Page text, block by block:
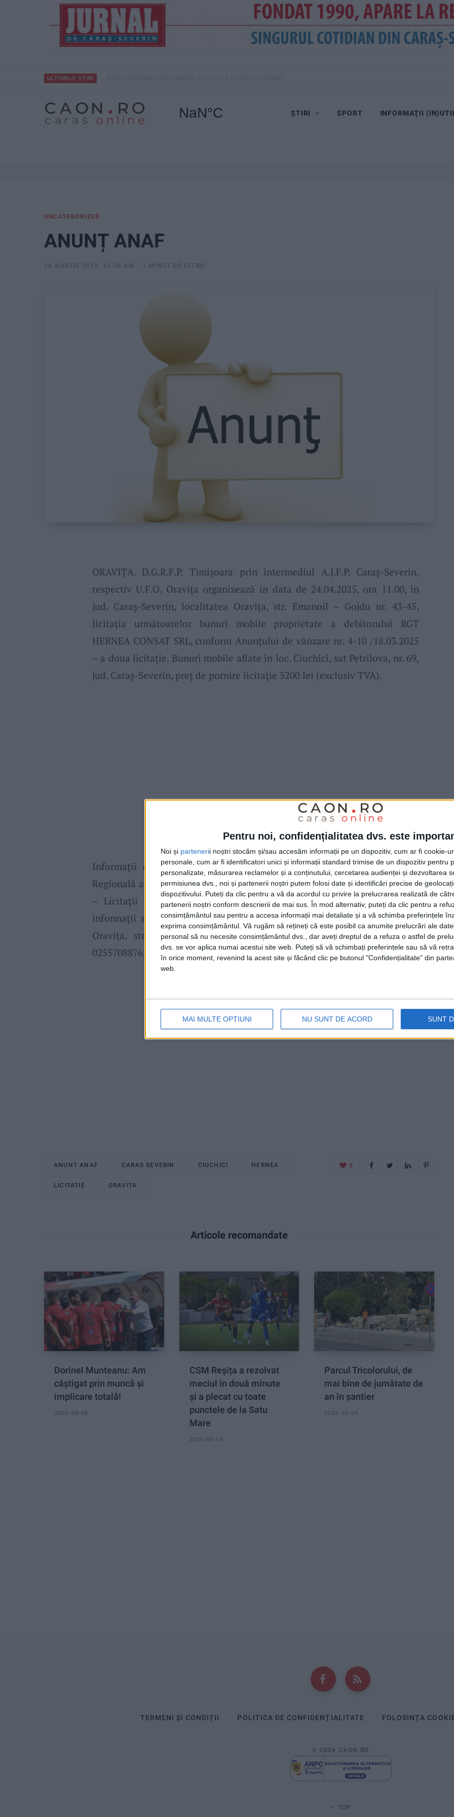
Pentru noi, confidențialitatea dvs. este
Noi și partenerii noștri stocăm și/sau accesăm informații pe un dispozitiv, cum ar fi cookie-
personale, cum ar fi identificatori unici și informații standard trimise de un dispozitiv pentru
personalizate, măsurarea reclamelor și a conținutului, cercetarea audienței și dezvoltarea
permisiunea dvs., noi și partenerii noștri putem folosi date și identificări precise de
dispozitivului. Puteți da clic pentru a vă da acordul cu privire la prelucrarea realizată de
partenerii noștri conform descrierii de mai sus. În mod alternativ, puteți da clic pentru a
consimțământul sau pentru a accesa informații mai detaliate și a vă schimba preferințele
exprima consimțământul. Vă rugăm să rețineți că este posibil ca anumite prelucrări ale
personal să nu necesite consimțământul dvs., dar aveți dreptul de a refuza o astfel de
dvs. se vor aplica numai acestui site web. Puteți să vă schimbați preferințele sau să vă
în orice moment, revenind la acest site și făcând clic pe butonul "Confidențialitate" din
web.
MAI MULTE OPȚIUNI NU SUNT DE ACORD SUNT
ULTIMELE ȘTIRI
ȘTIRI SPORT INFORMAŢII
UNCATEGORIZED
ANUNȚ ANAF
26 MARTIE 2025, 10:36 AM 1 MINUT DE CITIRE
ORAVIȚA. D.G.R.F.P. Timişoara prin intermediul A.J.F.P. Caraş-Severin,
respectiv U.F.O. Oravița organizează în data de 24.04.2025, ora 11.00, în
jud. Caraş-Severin, localitatea Oravița, str. Emanoil – Gojdu nr. 43-45,
licitaţia următoarelor bunuri mobile proprietate a debitorului RGT
HERNEA CONSAT SRL, conform Anunţului de vânzare nr. 4-10 /18.03.2025
– a doua licitaţie. Bunuri mobile aflate în loc. Ciuchici, sat Petrilova, nr. 69,
jud. Caraş-Severin, preţ de pornire licitaţie 5200 lei (exclusiv TVA).
Informaţii detaliate se regăsesc pe site-ul ANAF – Direcţia Generală
Regională a Finanţelor Publice Timişoara la secţiunea Licitaţii şi anunţuri
– Licitaţii – Valorificare prin licitaţie a bunurilor sechestrate. Pentru
informaţii suplimentare, vă puteţi adresa la sediul UFO Oravița din loc.
Oravița, str. Emanoil – Gojdu nr. 43-45 sau la numărul de telefon
0255708876.
ANUNT ANAF CARAS SEVERIN CIUCHICI HERNEA
LICITATIE ORAVITA
0
Articole recomandate
Dorinel Munteanu: Am
câștigat prin muncă și
implicare totală!
2026-08-08
CSM Reșița a rezolvat
meciul în două minute
și a plecat cu toate
punctele de la Satu
Mare
2026-08-08
Parcul Tricolorului, de
mai bine de jumătate de
an în șantier
2026-08-08
TERMENI ȘI CONDIȚII POLITICA DE CONFIDENȚIALITATE FOLOSINȚA
© 2026 CAON.RO
TOP